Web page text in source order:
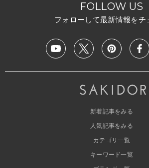
FOLLOW US
フォローして最新情報をチ
新着記事をみる
人気記事をみる
カテゴリ一覧
キーワード一覧